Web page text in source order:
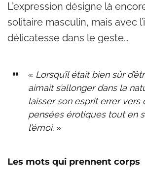
L’expression désigne là
solitaire masculin, mais avec
délicatesse dans le geste…
« Lorsqu’il était bien sûr
aimait s’allonger dans la
laisser son esprit errer vers
pensées érotiques tout en
l’émoi. »
Les mots qui prennent corps